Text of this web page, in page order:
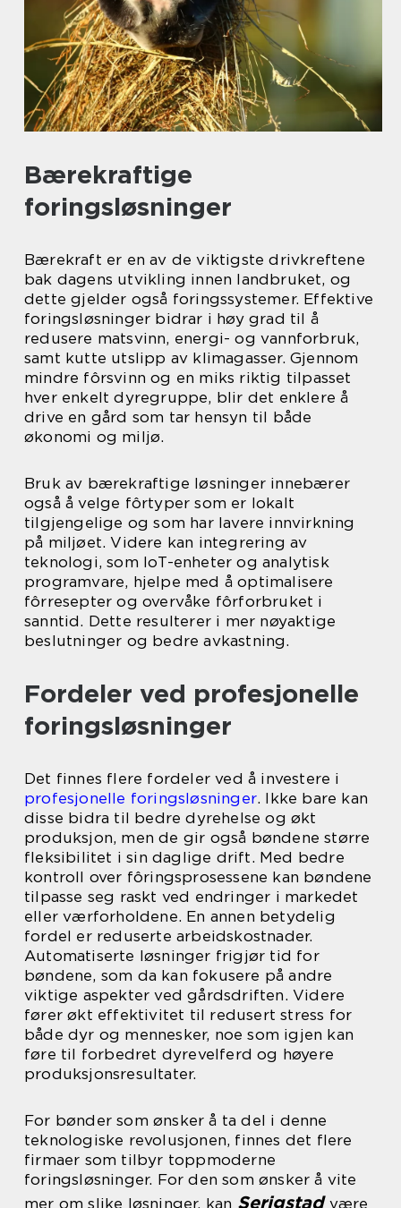
Bærekraftige
foringsløsninger
Bærekraft er en av de viktigste drivkreftene
bak dagens utvikling innen landbruket, og
dette gjelder også foringssystemer. Effektive
foringsløsninger bidrar i høy grad til å
redusere matsvinn, energi- og vannforbruk,
samt kutte utslipp av klimagasser. Gjennom
mindre fôrsvinn og en miks riktig tilpasset
hver enkelt dyregruppe, blir det enklere å
drive en gård som tar hensyn til både
økonomi og miljø.
Bruk av bærekraftige løsninger innebærer
også å velge fôrtyper som er lokalt
tilgjengelige og som har lavere innvirkning
på miljøet. Videre kan integrering av
teknologi, som IoT-enheter og analytisk
programvare, hjelpe med å optimalisere
fôrresepter og overvåke fôrforbruket i
sanntid. Dette resulterer i mer nøyaktige
beslutninger og bedre avkastning.
Fordeler ved profesjonelle
foringsløsninger
Det finnes flere fordeler ved å investere i
profesjonelle foringsløsninger. Ikke bare kan
disse bidra til bedre dyrehelse og økt
produksjon, men de gir også bøndene større
fleksibilitet i sin daglige drift. Med bedre
kontroll over fôringsprosessene kan bøndene
tilpasse seg raskt ved endringer i markedet
eller værforholdene. En annen betydelig
fordel er reduserte arbeidskostnader.
Automatiserte løsninger frigjør tid for
bøndene, som da kan fokusere på andre
viktige aspekter ved gårdsdriften. Videre
fører økt effektivitet til redusert stress for
både dyr og mennesker, noe som igjen kan
føre til forbedret dyrevelferd og høyere
produksjonsresultater.
For bønder som ønsker å ta del i denne
teknologiske revolusjonen, finnes det flere
firmaer som tilbyr toppmoderne
foringsløsninger. For den som ønsker å vite
mer om slike løsninger, kan Serigstad være